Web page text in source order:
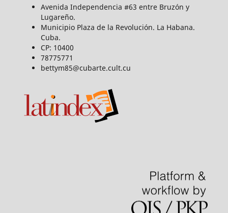
Avenida Independencia #63 entre Bruzón y
Lugareño.
Municipio Plaza de la Revolución. La Habana.
Cuba.
CP: 10400
78775771
bettym85@cubarte.cult.cu